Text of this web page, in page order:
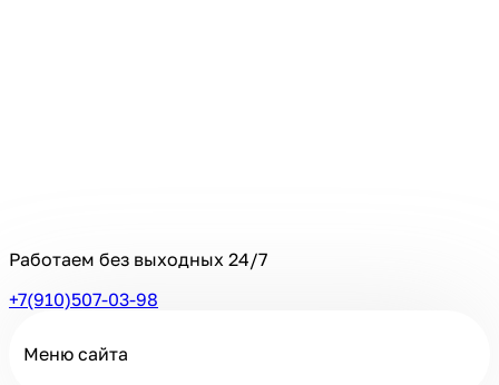
Работаем без выходных 24/7
+7(910)507-03-98
Меню сайта